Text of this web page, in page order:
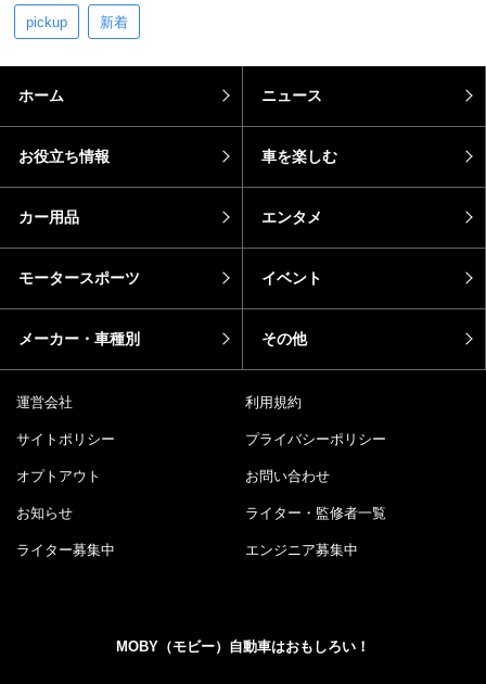
pickup 新着
ホーム ニュース
お役立ち情報 車を楽しむ
カー用品 エンタメ
モータースポーツ イベント
メーカー・車種別 その他
運営会社 利用規約
サイトポリシー プライバシーポリシー
オプトアウト お問い合わせ
お知らせ ライター・監修者一覧
ライター募集中 エンジニア募集中
MOBY（モビー）自動車はおもしろい！